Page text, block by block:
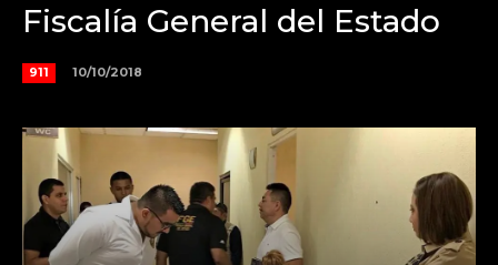
Fiscalía General del Estado
911 10/10/2018